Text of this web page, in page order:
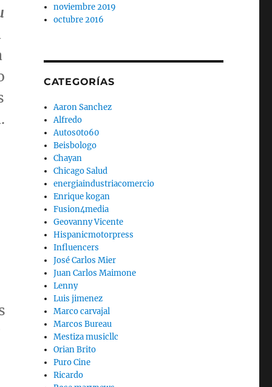
noviembre 2019
octubre 2016
CATEGORÍAS
Aaron Sanchez
Alfredo
Autos0to60
Beisbologo
Chayan
Chicago Salud
energiaindustriacomercio
Enrique kogan
Fusion4media
Geovanny Vicente
Hispanicmotorpress
Influencers
José Carlos Mier
Juan Carlos Maimone
Lenny
Luis jimenez
Marco carvajal
Marcos Bureau
Mestiza musicllc
Orian Brito
Puro Cine
Ricardo